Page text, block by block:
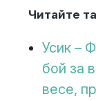
Читайте
Усик –
бой за
весе,